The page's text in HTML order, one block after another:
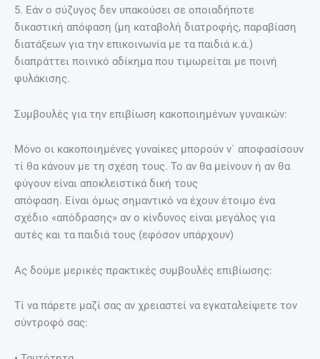
5. Εάν ο σύζυγος δεν υπακούσει σε οποιαδήποτε
δικαστική απόφαση (µη καταβολή διατροφής, παραβίαση
διατάξεων για την επικοινωνία µε τα παιδιά κ.ά.)
διαπράττει ποινικό αδίκηµα που τιµωρείται µε ποινή
φυλάκισης.
Συμβουλές για την επιβίωση κακοποιημένων γυναικών:
Μόνο οι κακοποιηµένες γυναίκες µπορούν ν´ αποφασίσουν
τί θα κάνουν µε τη σχέση τους. Το αν θα µείνουν ή αν θα
φύγουν είναι αποκλειστικά δική τους
απόφαση. Είναι όµως σηµαντικό να έχουν έτοιµο ένα
σχέδιο «απόδρασης» αν ο κίνδυνος είναι µεγάλος για
αυτές και τα παιδιά τους (εφόσον υπάρχουν)
Ας δούμε μερικές πρακτικές συμβουλές επιβίωσης:
Τί να πάρετε µαζί σας αν χρειαστεί να εγκαταλείψετε τον
σύντροφό σας: